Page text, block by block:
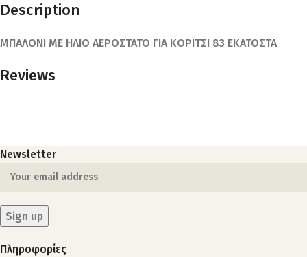
Description
ΜΠΑΛΟΝΙ ΜΕ ΗΛΙΟ ΑΕΡΟΣΤΑΤΟ ΓΙΑ ΚΟΡΙΤΣΙ 83 ΕΚΑΤΟΣΤΑ
Reviews
Newsletter
Πληροφορίες